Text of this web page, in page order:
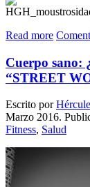
Read more
Cuerpo sano:
“STREET
Escrito por
Marzo 2016.
Fitness, Salud